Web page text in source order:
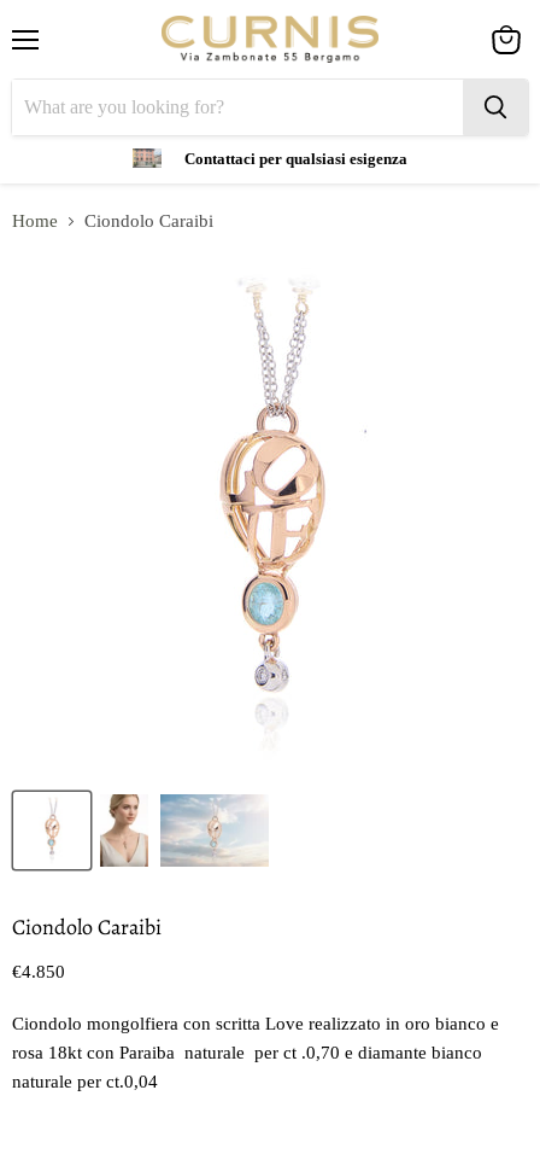
Contattaci per qualsiasi esigenza
cart
Home Ciondolo Caraibi
Ciondolo Caraibi
Prezzo oggi
€4.850
Ciondolo mongolfiera con scritta Love realizzato in oro bianco e
rosa 18kt con Paraiba naturale per ct .0,70 e diamante bianco
naturale per ct.0,04